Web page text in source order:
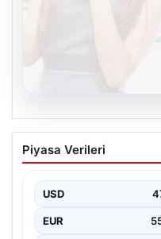
Kelebek chat
İletişimin Güvenli
Sanal çağında
Piyasa Verileri
USD
EUR